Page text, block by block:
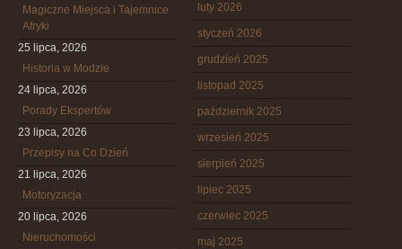
Magiczne Miejsca i Tajemnice
Afryki
25 lipca, 2026
Historia w Modzie
24 lipca, 2026
Porady Ekspertów
23 lipca, 2026
Przepisy na Co Dzień
21 lipca, 2026
Motoryzacja
20 lipca, 2026
Nieruchomości
luty 2026
styczeń 2026
grudzień 2025
listopad 2025
październik 2025
wrzesień 2025
sierpień 2025
lipiec 2025
czerwiec 2025
maj 2025